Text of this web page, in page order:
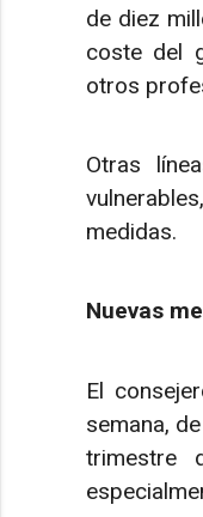
de diez
coste del
otros
Otras
medidas.
Nuevas
El
semana,
trimestre